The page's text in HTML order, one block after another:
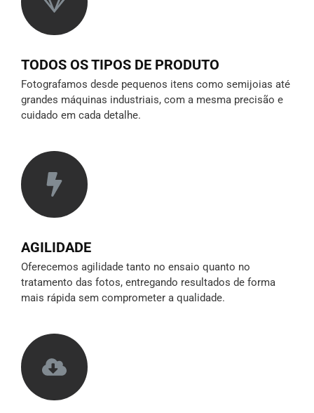
TODOS OS TIPOS DE PRODUTO
Fotografamos desde pequenos itens como semijoias até
grandes máquinas industriais, com a mesma precisão e
cuidado em cada detalhe.
AGILIDADE
Oferecemos agilidade tanto no ensaio quanto no
tratamento das fotos, entregando resultados de forma
mais rápida sem comprometer a qualidade.